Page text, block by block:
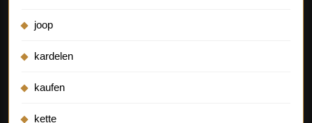
joop
kardelen
kaufen
kette